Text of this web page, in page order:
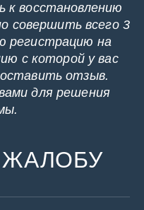
к восстановлению
совершить всего 3
регистрацию на
с которой у вас
отзыв.
для решения